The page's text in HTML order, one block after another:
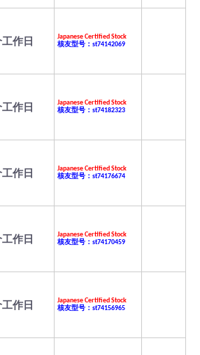
作日
Japanese Certified Stock
核友型号：st74142069
作日
Japanese Certified Stock
核友型号：st74182323
作日
Japanese Certified Stock
核友型号：st74176674
作日
Japanese Certified Stock
核友型号：st74170459
作日
Japanese Certified Stock
核友型号：st74156965